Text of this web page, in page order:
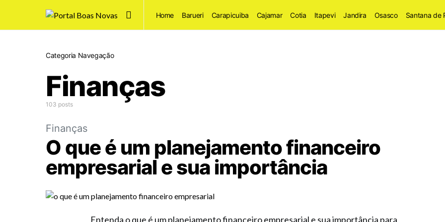
Home Barueri Carapicuiba Cajamar Cotia Itapevi Jandira Osasco Santana de
Categoria Navegação
Finanças
103 posts
Finanças
O que é um planejamento financeiro
empresarial e sua importância
Entenda o que é um planejamento financeiro empresarial e sua importância para